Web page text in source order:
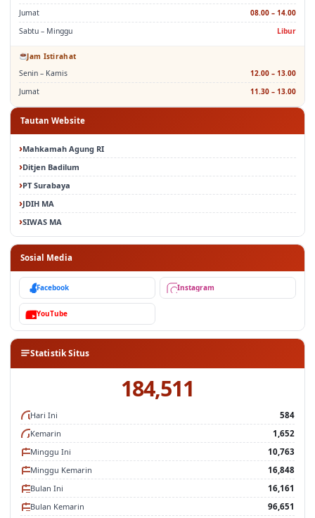
Jumat
08.00 – 14.00
Sabtu – Minggu
Libur
Jam Istirahat
Senin – Kamis
12.00 – 13.00
Jumat
11.30 – 13.00
Tautan Website
Mahkamah Agung RI
Ditjen Badilum
PT Surabaya
JDIH MA
SIWAS MA
Sosial Media
Facebook Instagram
YouTube
Statistik Situs
184,511
Hari Ini
584
Kemarin
1,652
Minggu Ini
10,763
Minggu Kemarin
16,848
Bulan Ini
16,161
Bulan Kemarin
96,651